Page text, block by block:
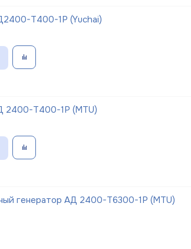
Т400-1Р (Yuchai)
2400-Т400-1Р (MTU)
генератор АД 2400-Т6300-1Р (MTU)